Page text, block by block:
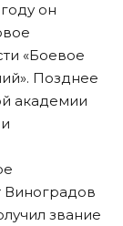
он
«Боевое
Позднее
академии
Виноградов
звание